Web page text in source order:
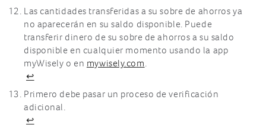
Las cantidades transferidas a su sobre de ahorros ya
no aparecerán en su saldo disponible. Puede
transferir dinero de su sobre de ahorros a su saldo
disponible en cualquier momento usando la app
myWisely o en mywisely.com.
↩
Primero debe pasar un proceso de verificación
adicional.
↩